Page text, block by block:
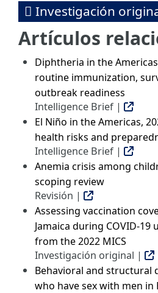
Investigación
Artículos
Diphtheria in the
routine immunization,
outbreak readiness
Intelligence Brief |
El Niño in the Americas,
health risks and
Intelligence Brief |
Anemia crisis among
scoping review
Revisión |
Assessing vaccination
Jamaica during COVID-19
from the 2022 MICS
Investigación original |
Behavioral and structural
who have sex with men in